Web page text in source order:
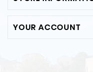
YOUR ACCOUNT